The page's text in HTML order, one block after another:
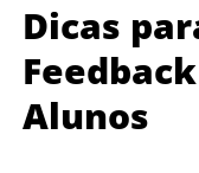
Dicas
Alunos